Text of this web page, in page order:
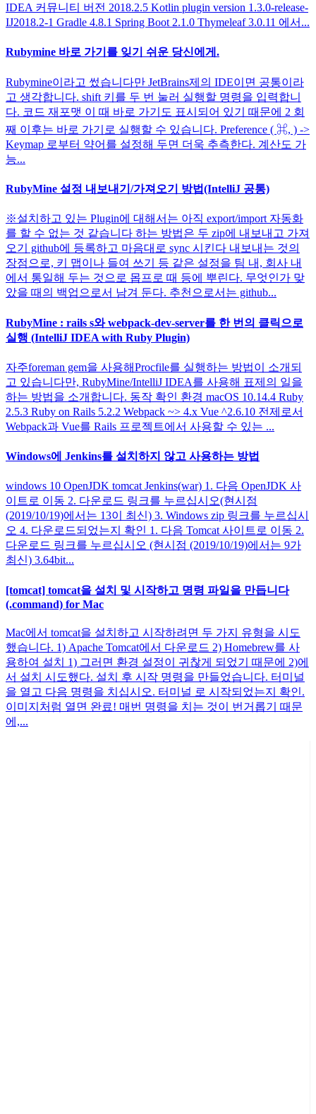
IDEA 커뮤니티 버전 2018.2.5 Kotlin plugin version 1.3.0-release-
IJ2018.2-1 Gradle 4.8.1 Spring Boot 2.1.0 Thymeleaf 3.0.11 에서...
Rubymine 바로 가기를 잊기 쉬운 당신에게.
Rubymine이라고 썼습니다만 JetBrains제의 IDE이면 공통이라
고 생각합니다. shift 키를 두 번 눌러 실행할 명령을 입력합니
다. 코드 재포맷 이 때 바로 가기도 표시되어 있기 때문에 2 회
째 이후는 바로 가기로 실행할 수 있습니다. Preference ( ⌘, ) ->
Keymap 로부터 약어를 설정해 두면 더욱 추측한다. 계산도 가
능...
RubyMine 설정 내보내기/가져오기 방법(IntelliJ 공통)
※설치하고 있는 Plugin에 대해서는 아직 export/import 자동화
를 할 수 없는 것 같습니다 하는 방법은 두 zip에 내보내고 가져
오기 github에 등록하고 마음대로 sync 시킨다 내보내는 것의
장점으로, 키 맵이나 들여 쓰기 등 같은 설정을 팀 내, 회사 내
에서 통일해 두는 것으로 몹프로 때 등에 뿌린다. 무엇인가 맞
았을 때의 백업으로서 남겨 둔다. 추천으로서는 github...
RubyMine : rails s와 webpack-dev-server를 한 번의 클릭으로
실행 (IntelliJ IDEA with Ruby Plugin)
자주foreman gem을 사용해Procfile를 실행하는 방법이 소개되
고 있습니다만, RubyMine/IntelliJ IDEA를 사용해 표제의 일을
하는 방법을 소개합니다. 동작 확인 환경 macOS 10.14.4 Ruby
2.5.3 Ruby on Rails 5.2.2 Webpack ~> 4.x Vue ^2.6.10 전제로서
Webpack과 Vue를 Rails 프로젝트에서 사용할 수 있는 ...
Windows에 Jenkins를 설치하지 않고 사용하는 방법
windows 10 OpenJDK tomcat Jenkins(war) 1. 다음 OpenJDK 사
이트로 이동 2. 다운로드 링크를 누르십시오(현시점
(2019/10/19)에서는 13이 최신) 3. Windows zip 링크를 누르십시
오 4. 다운로드되었는지 확인 1. 다음 Tomcat 사이트로 이동 2.
다운로드 링크를 누르십시오 (현시점 (2019/10/19)에서는 9가
최신) 3.64bit...
[tomcat] tomcat을 설치 및 시작하고 명령 파일을 만듭니다
(.command) for Mac
Mac에서 tomcat을 설치하고 시작하려면 두 가지 유형을 시도
했습니다. 1) Apache Tomcat에서 다운로드 2) Homebrew를 사
용하여 설치 1) 그러면 환경 설정이 귀찮게 되었기 때문에 2)에
서 설치 시도했다. 설치 후 시작 명령을 만들었습니다. 터미널
을 열고 다음 명령을 치십시오. 터미널 로 시작되었는지 확인.
이미지처럼 열면 완료! 매번 명령을 치는 것이 번거롭기 때문
에,...